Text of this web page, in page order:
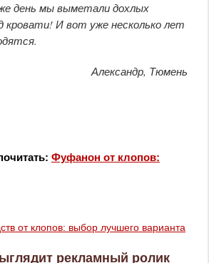
день мы выметали дохлых
кровати! И вот уже несколько лет
Александр, Тюмень
Фуфанон от клопов:
от клопов: выбор лучшего варианта
рекламный ролик